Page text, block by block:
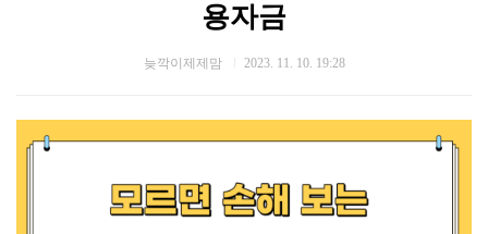
용자금
늦깍이제제맘 2023. 11. 10. 19:28